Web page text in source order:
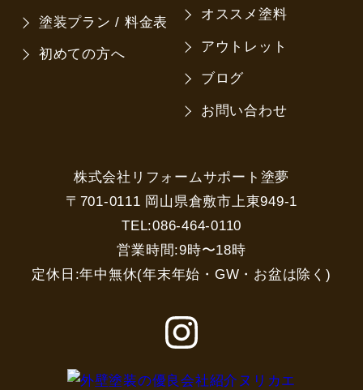
塗装プラン / 料金表
初めての方へ
オススメ塗料
アウトレット
ブログ
お問い合わせ
株式会社リフォームサポート塗夢
〒701-0111 岡山県倉敷市上東949-1
TEL:086-464-0110
営業時間:9時〜18時
定休日:年中無休(年末年始・GW・お盆は除く)